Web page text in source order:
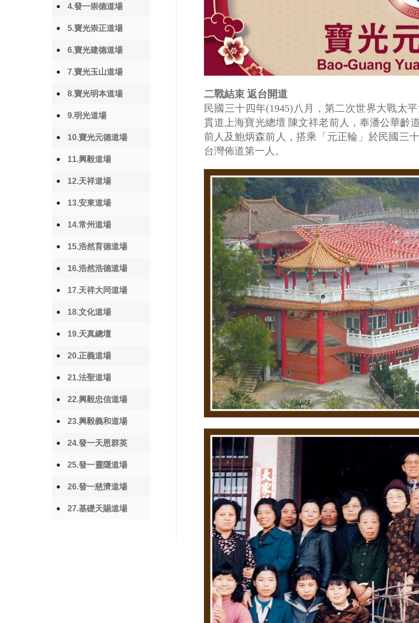
4.發一崇德道場
5.寶光崇正道場
6.寶光建德道場
7.寶光玉山道場
8.寶光明本道場
9.明光道場
10.寶光元德道場
11.興毅道場
12.天祥道場
13.安東道場
14.常州道場
15.浩然育德道場
16.浩然浩德道場
17.天祥大同道場
18.文化道場
19.天真總壇
20.正義道場
21.法聖道場
22.興毅忠信道場
23.興毅義和道場
24.發一天恩群英
25.發一靈隱道場
26.發一慈濟道場
27.基礎天賜道場
二戰結束 返台開道
民國三十四年(1945)八月，第二次世界大戰太
貫道上海寶光總壇 陳文祥老前人，奉潘公華齡
前人及鮑炳森前人，搭乘「元正輪」於民國三
台灣佈道第一人。